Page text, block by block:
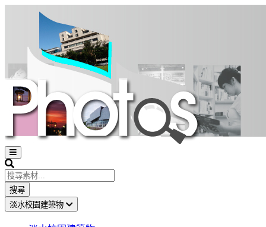
Open
sidebar
Search
搜尋
淡水校園建築物